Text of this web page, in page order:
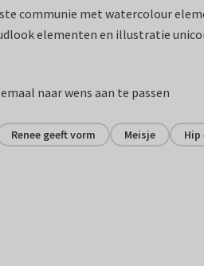
communie met watercolour
elementen en illustratie
naar wens aan te passen
Renee geeft vorm Meisje Hip